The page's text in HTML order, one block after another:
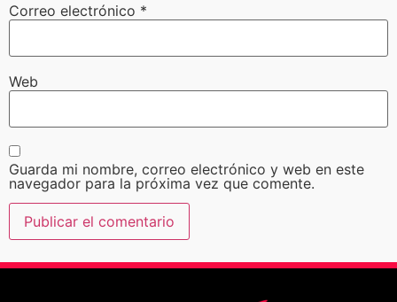
Correo electrónico *
Web
Guarda mi nombre, correo electrónico y web en este
navegador para la próxima vez que comente.